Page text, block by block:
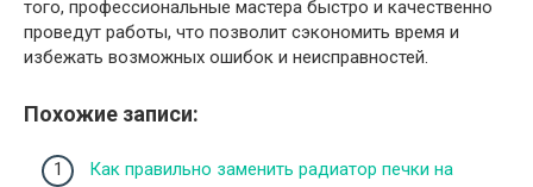
того, профессиональные мастера быстро и качественно
проведут работы, что позволит сэкономить время и
избежать возможных ошибок и неисправностей.
Похожие записи:
Как правильно заменить радиатор печки на